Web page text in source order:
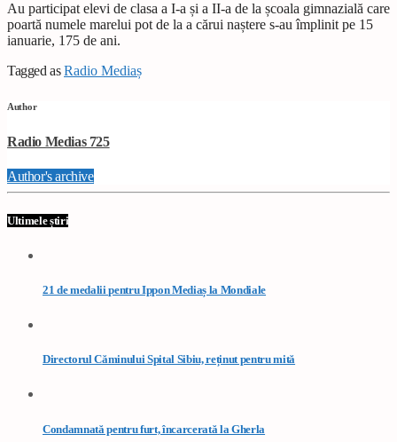
Au participat elevi de clasa a I-a și a II-a de la școala gimnazială care
poartă numele marelui pot de la a cărui naștere s-au împlinit pe 15
ianuarie, 175 de ani.
Tagged asRadio Mediaș
Author
Radio Medias 725
Author's archive
Ultimele știri
21 de medalii pentru Ippon Mediaș la Mondiale
Directorul Căminului Spital Sibiu, reținut pentru mită
Condamnată pentru furt, încarcerată la Gherla